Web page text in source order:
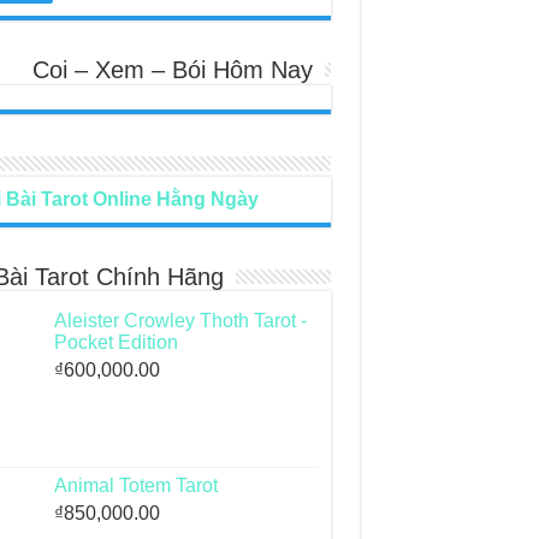
Coi – Xem – Bói Hôm Nay
Bài Tarot Online Hằng Ngày
Tarot Chính Hãng
Aleister Crowley Thoth Tarot -
Pocket Edition
₫600,000.00
Animal Totem Tarot
₫850,000.00